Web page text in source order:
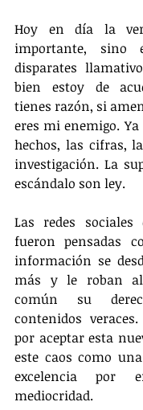
Hoy en día la
importante, sino
disparates
bien estoy de
tienes razón, si
eres mi enemigo.
hechos, las cifras,
investigación. La
escándalo son ley.
Las redes sociales
fueron pensadas
información se
más y le roban
común su
contenidos
por aceptar esta
este caos como
excelencia por
mediocridad.